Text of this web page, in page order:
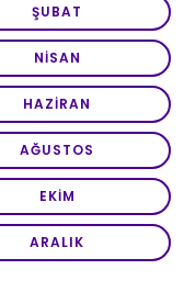
ŞUBAT
NISAN
HAZIRAN
AĞUSTOS
EKIM
ARALIK